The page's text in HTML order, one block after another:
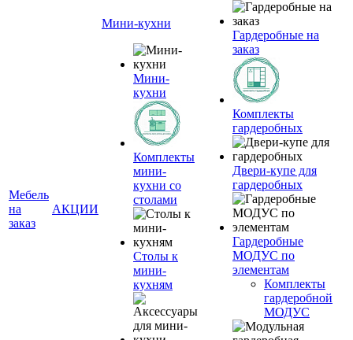
Мебель
на
заказ
АКЦИИ
Мини-кухни
Мини-
кухни
Комплекты
мини-
кухни со
столами
Столы к
мини-
кухням
Гардеробные на
заказ
Комплекты
гардеробных
Двери-купе для
гардеробных
Гардеробные
МОДУС по
элементам
Комплекты
гардеробной
МОДУС